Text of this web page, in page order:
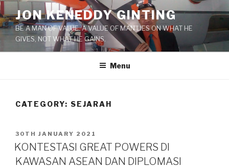
Skip
to
content
JON KENEDDY GINTING
BE A MAN OF VALUE. A VALUE OF MAN LIES ON WHAT HE
GIVES, NOT WHAT HE GAINS.
Menu
CATEGORY: SEJARAH
POSTED
ON
30TH JANUARY 2021
KONTESTASI GREAT POWERS DI
KAWASAN ASEAN DAN DIPLOMASI